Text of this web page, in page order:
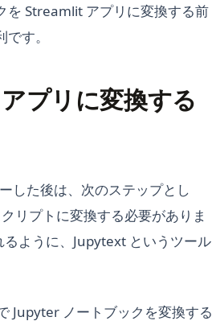
を Streamlit アプリに変換する前
す。
プリに変換する
した後は、次のステップとし
リプトに変換する必要がありま
ように、Jupytext というツール
Jupyter ノートブックを変換する